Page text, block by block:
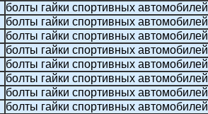
болты гайки спортивных автомобилей
болты гайки спортивных автомобилей
болты гайки спортивных автомобилей
болты гайки спортивных автомобилей
болты гайки спортивных автомобилей
болты гайки спортивных автомобилей
болты гайки спортивных автомобилей
болты гайки спортивных автомобилей